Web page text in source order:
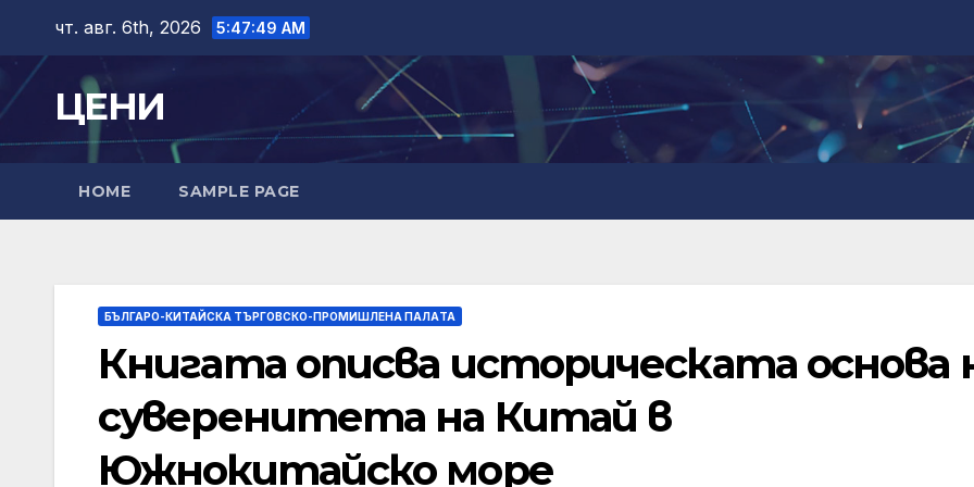
content
чт. авг. 6th, 2026 5:47:50 AM
ЦЕНИ
HOME SAMPLE PAGE
БЪЛГАРО-КИТАЙСКА ТЪРГОВСКО-ПРОМИШЛЕНА ПАЛAТА
Книгата описва историческата основа
суверенитета на Китай в
Южнокитайско море